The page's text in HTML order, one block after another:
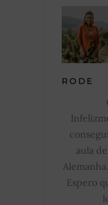
RODE
aula
Espero